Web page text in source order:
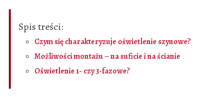
Spis treści:
Czym się charakteryzuje oświetlenie szynowe?
Możliwości montażu – na suficie i na ścianie
Oświetlenie 1- czy 3-fazowe?